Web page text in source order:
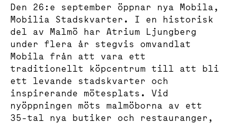
Den 26:e september öppnar nya Mobila,
Mobilia Stadskvarter. I en historisk
del av Malmö har Atrium Ljungberg
under flera år stegvis omvandlat
Mobila från att vara ett
traditionellt köpcentrum till att bli
ett levande stadskvarter och
inspirerande mötesplats. Vid
nyöppningen möts malmöborna av ett
35-tal nya butiker och restauranger,